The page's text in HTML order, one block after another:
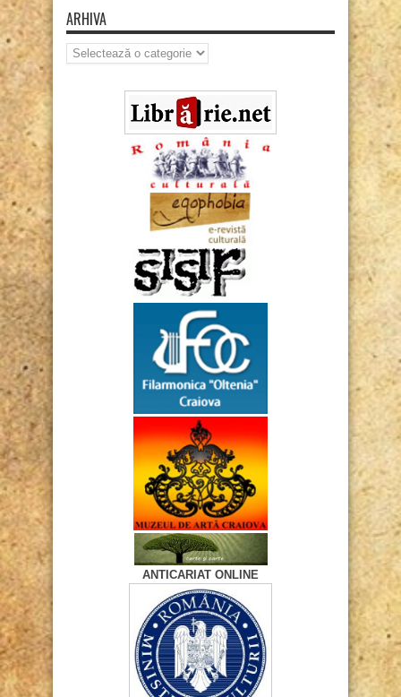
ARHIVA
Arhiva
ANTICARIAT ONLINE